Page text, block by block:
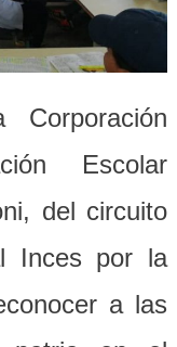
Escolar
del circuito
Inces por la
a las